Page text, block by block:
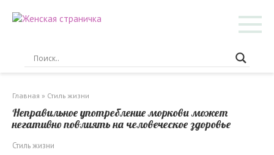
Главная » Стиль жизни
Неправильное употребление моркови может
негативно повлиять на человеческое здоровье
Стиль жизни